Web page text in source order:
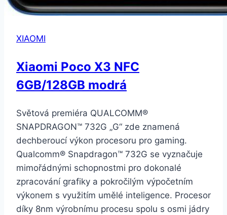
XIAOMI
Xiaomi Poco X3 NFC
6GB/128GB modrá
Světová premiéra QUALCOMM®
SNAPDRAGON™ 732G „G“ zde znamená
dechberoucí výkon procesoru pro gaming.
Qualcomm® Snapdragon™ 732G se vyznačuje
mimořádnými schopnostmi pro dokonalé
zpracování grafiky a pokročilým výpočetním
výkonem s využitím umělé inteligence. Procesor
díky 8nm výrobnímu procesu spolu s osmi jádry